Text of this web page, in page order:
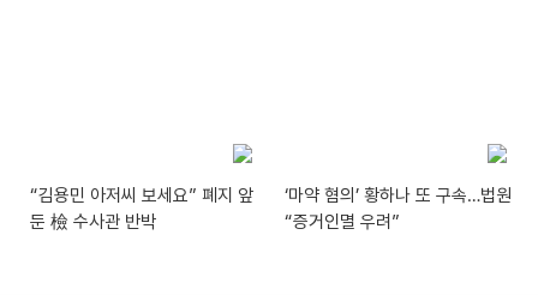
“김용민 아저씨 보세요” 폐지 앞
둔 檢 수사관 반박
‘마약 혐의’ 황하나 또 구속…법원
“증거인멸 우려”